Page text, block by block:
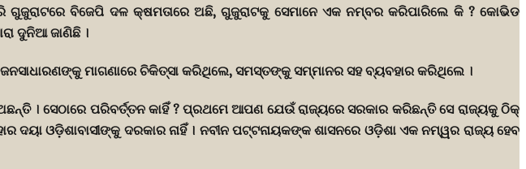
ବିଜେପି ଦଳ କ୍ଷମତାରେ ଅଛି, ଗୁଜୁରାଟକୁ ସେମାନେ ଏକ ନମ୍ବର କରିପାରିଲେ କି ? କୋଭିଡ
ଦୁନିଆ ଜାଣିଛି ।
ମାଗଣାରେ ଚିକିତ୍ସା କରିଥିଲେ, ସମସ୍ତଙ୍କୁ ସମ୍ମାନର ସହ ବ୍ୟବହାର କରିଥିଲେ ।
। ସେଠାରେ ପରିବର୍ତ୍ତନ କାହିଁ ? ପ୍ରଥମେ ଆପଣ ଯେଉଁ ରାଜ୍ୟରେ ସରକାର କରିଛନ୍ତି ସେ ରାଜ୍ୟକୁ ଠିକ୍
ଓଡ଼ିଶାବାସୀଙ୍କୁ ଦରକାର ନାହିଁ । ନବୀନ ପଟ୍ଟନାୟକଙ୍କ ଶାସନରେ ଓଡ଼ିଶା ଏକ ନମ୍ୱର ରାଜ୍ୟ ହେବ